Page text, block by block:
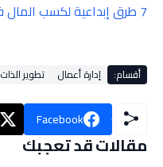
7 طرق إبداعية لكسب المال في سن المراهقة
أقسام: إدارة أعمال تطوير الذات
Facebook
مقالات قد تعجبك